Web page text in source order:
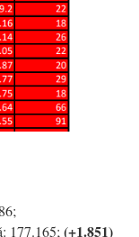
177.165; (+1.851)